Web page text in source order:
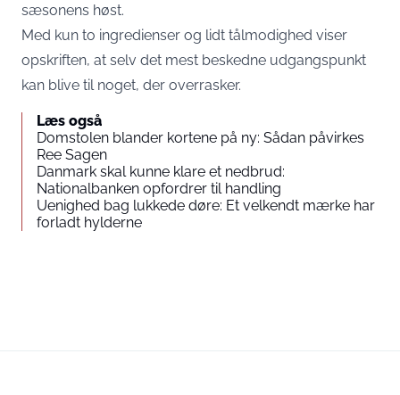
sæsonens høst.
Med kun to ingredienser og lidt tålmodighed viser
opskriften, at selv det mest beskedne udgangspunkt
kan blive til noget, der overrasker.
Læs også
Domstolen blander kortene på ny: Sådan påvirkes
Ree Sagen
Danmark skal kunne klare et nedbrud:
Nationalbanken opfordrer til handling
Uenighed bag lukkede døre: Et velkendt mærke har
forladt hylderne